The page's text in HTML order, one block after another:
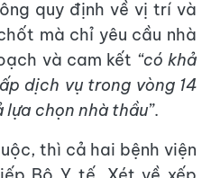
quy định về vị trí và
mà chỉ yêu cầu nhà
và cam kết “có khả
dịch vụ trong vòng 14
lựa chọn nhà thầu”.
thì cả hai bệnh viện